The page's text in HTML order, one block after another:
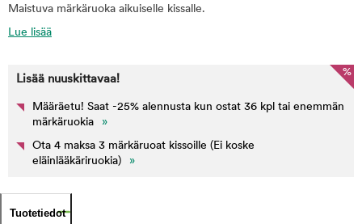
Maistuva märkäruoka aikuiselle kissalle.
Lue lisää
%
Lisää nuuskittavaa!
Määräetu! Saat -25% alennusta kun ostat 36 kpl tai enemmän
märkäruokia
»
Ota 4 maksa 3 märkäruoat kissoille (Ei koske
eläinlääkäriruokia)
»
Tuotetiedot